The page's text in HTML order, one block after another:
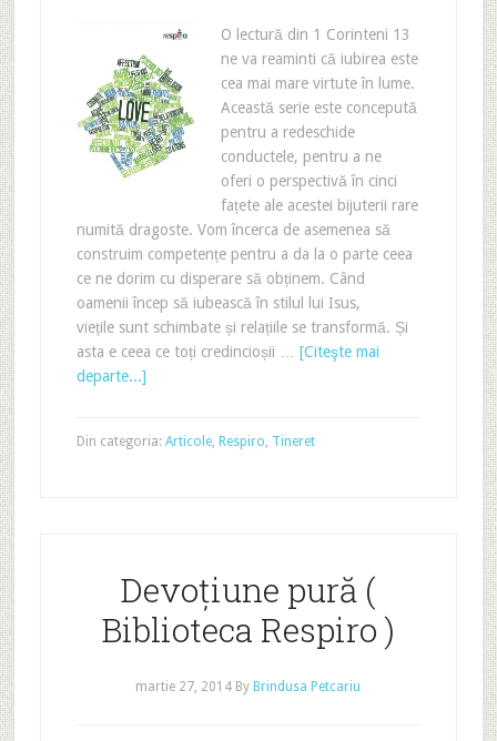
O lectură din 1 Corinteni 13
ne va reaminti că iubirea este
cea mai mare virtute în lume.
Această serie este concepută
pentru a redeschide
conductele, pentru a ne
oferi o perspectivă în cinci
fațete ale acestei bijuterii rare
numită dragoste. Vom încerca de asemenea să
construim competențe pentru a da la o parte ceea
ce ne dorim cu disperare să obținem. Când
oamenii încep să iubească în stilul lui Isus,
viețile sunt schimbate și relațiile se transformă. Și
asta e ceea ce toți credincioșii … [Citeşte mai
departe...]
Din categoria: Articole, Respiro, Tineret
Devoțiune pură (
Biblioteca Respiro )
martie 27, 2014 By Brindusa Petcariu